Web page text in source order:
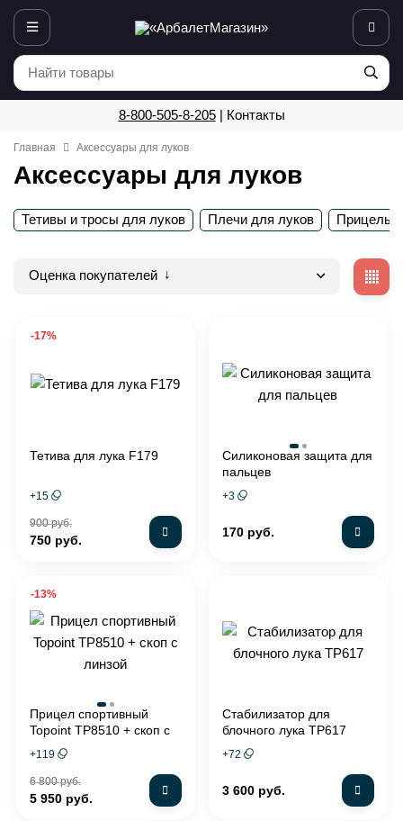
8-800-505-8-205| Контакты
Главная Аксессуары для луков
Аксессуары для луков
Тетивы и тросы для луков Плечи для луков Прицелы
Оценка покупателей
-17%
Тетива для лука F179
+15
900 руб.
750 руб.
Силиконовая защита для
пальцев
+3
170 руб.
-13%
Прицел спортивный
Topoint TP8510 + скоп с
линзой
+119
6 800 руб.
5 950 руб.
Стабилизатор для
блочного лука TP617
+72
3 600 руб.